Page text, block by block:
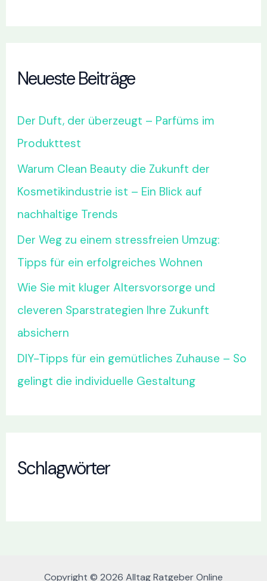
Neueste Beiträge
Der Duft, der überzeugt – Parfüms im
Produkttest
Warum Clean Beauty die Zukunft der
Kosmetikindustrie ist – Ein Blick auf
nachhaltige Trends
Der Weg zu einem stressfreien Umzug:
Tipps für ein erfolgreiches Wohnen
Wie Sie mit kluger Altersvorsorge und
cleveren Sparstrategien Ihre Zukunft
absichern
DIY-Tipps für ein gemütliches Zuhause – So
gelingt die individuelle Gestaltung
Schlagwörter
Copyright © 2026 Alltag Ratgeber Online